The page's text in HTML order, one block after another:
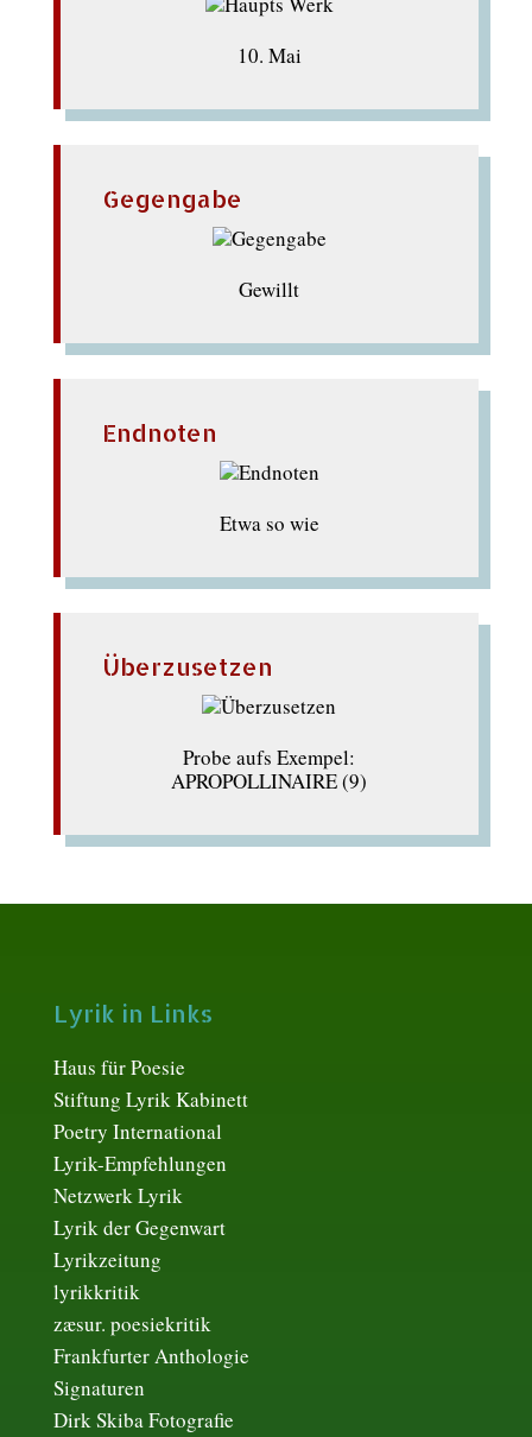
10. Mai
Gegengabe
Gewillt
Endnoten
Etwa so wie
Überzusetzen
Probe aufs Exempel:
APROPOLLINAIRE (9)
Lyrik in Links
Haus für Poesie
Stiftung Lyrik Kabinett
Poetry International
Lyrik-Empfehlungen
Netzwerk Lyrik
Lyrik der Gegenwart
Lyrikzeitung
lyrikkritik
zæsur. poesiekritik
Frankfurter Anthologie
Signaturen
Dirk Skiba Fotografie